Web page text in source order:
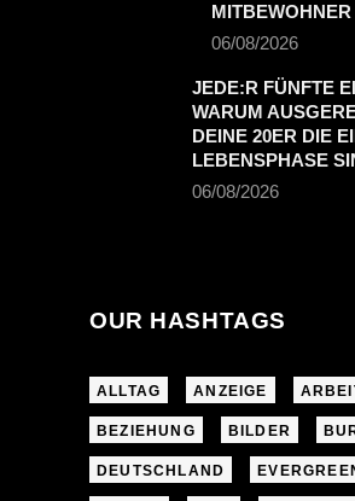
MITBEWOHNER
06/08/2026
JEDE:R FÜNFTE
WARUM
DEINE 20ER DIE
LEBENSPHASE
06/08/2026
OUR HASHTAGS
ALLTAG ANZEIGE
BEZIEHUNG BILDER
DEUTSCHLAND